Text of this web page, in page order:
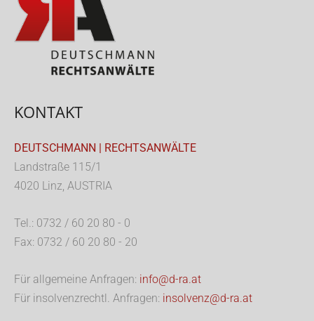
KONTAKT
DEUTSCHMANN | RECHTSANWÄLTE
Landstraße 115/1
4020 Linz, AUSTRIA
Tel.: 0732 / 60 20 80 - 0
Fax: 0732 / 60 20 80 - 20
Für allgemeine Anfragen: info@d-ra.at
Für insolvenzrechtl. Anfragen: insolvenz@d-ra.at